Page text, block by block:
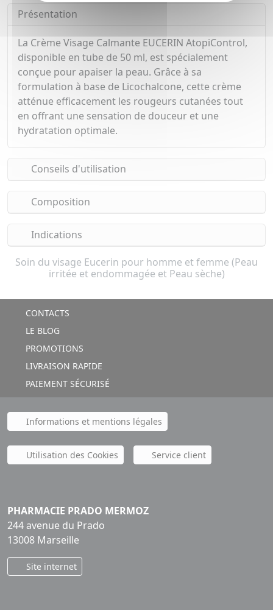
Présentation
La Crème Visage Calmante EUCERIN AtopiControl,
disponible en tube de 50 ml, est spécialement
conçue pour apaiser la peau. Grâce à sa
formulation à base de Licochalcone, cette crème
atténue efficacement les rougeurs cutanées tout
en offrant une sensation de douceur et une
hydratation optimale.
Conseils d'utilisation
Composition
Indications
Soin du visage Eucerin pour homme et femme (Peau
irritée et endommagée et Peau sèche)
CONTACTS
LE BLOG
PROMOTIONS
LIVRAISON RAPIDE
PAIEMENT SÉCURISÉ
Informations et mentions légales
Utilisation des Cookies Service client
PHARMACIE PRADO MERMOZ
244 avenue du Prado
13008 Marseille
Site internet